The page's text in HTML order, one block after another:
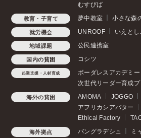
むすびば
教育・子育て 夢中教室 小さな森
就労機会 UNROOF いえとし
地域課題 公民連携室
国内の貧困 コシツ
起業支援・人材育成
ボーダレスアカデミー
次世代リーダー育成プ
海外の貧困 AMOMA JOGGO
アフリカシアバター
Ethical Factory
海外拠点 バングラデシュ ミ